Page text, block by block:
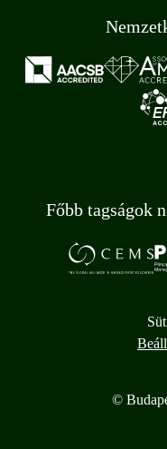
Főbb tagságok
©